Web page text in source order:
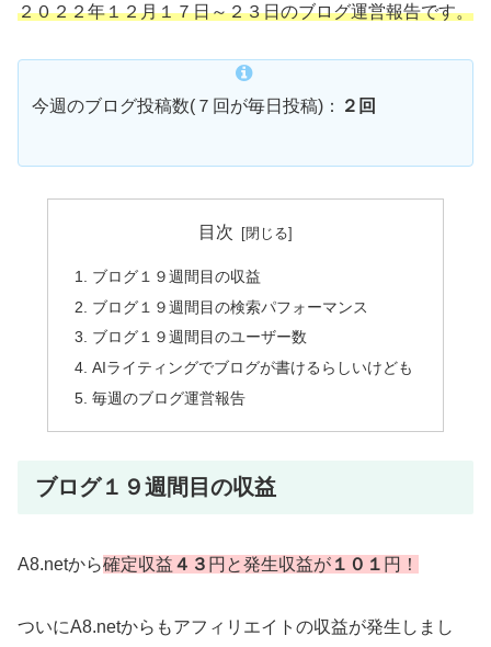
２０２２年１２月１７日～２３日のブログ運営報告です。
今週のブログ投稿数(７回が毎日投稿)： ２回
目次
ブログ１９週間目の収益
ブログ１９週間目の検索パフォーマンス
ブログ１９週間目のユーザー数
AIライティングでブログが書けるらしいけども
毎週のブログ運営報告
ブログ１９週間目の収益
A8.netから確定収益 ４３ 円と発生収益が １０１ 円！
ついにA8.netからもアフィリエイトの収益が発生しまし